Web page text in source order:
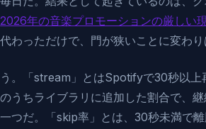
2026年の音楽プロモーションの厳しい
わっただけで、門が狭いことに変わり
。「stream」とはSpotifyで30秒以
うちライブラリに追加した割合で、
つだ。「skip率」とは、30秒未満で